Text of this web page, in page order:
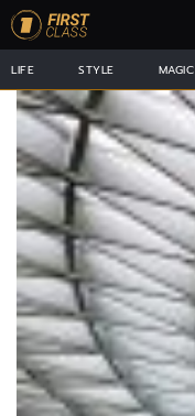
LIFE STYLE MAGIC